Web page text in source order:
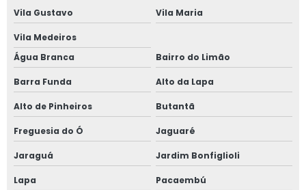
Janela acústica são paulo
Janela acústica sobrepor
Janela acústica sobreposta
Janela acústica vidro duplo
Janela acústica vidro triplo
Vila Gustavo Vila Maria
Vila Medeiros
Água Branca
Bairro do Limão
Barra Funda Alto da Lapa
Alto de Pinheiros Butantã
Freguesia do Ó Jaguaré
Jaraguá Jardim Bonfiglioli
Lapa Pacaembú